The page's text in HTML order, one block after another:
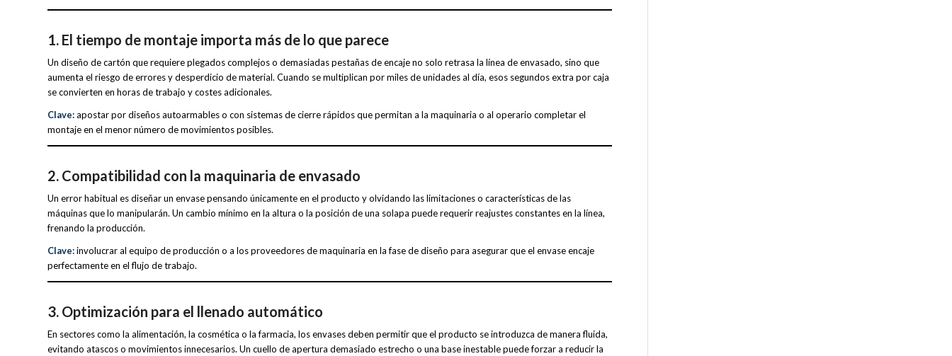
1. El tiempo de montaje importa más de lo que parece
Un diseño de cartón que requiere plegados complejos o demasiadas pestañas de encaje no solo retrasa la línea de envasado, sino que
aumenta el riesgo de errores y desperdicio de material. Cuando se multiplican por miles de unidades al día, esos segundos extra por caja
se convierten en horas de trabajo y costes adicionales.
Clave:apostar por diseños autoarmables o con sistemas de cierre rápidos que permitan a la maquinaria o al operario completar el
montaje en el menor número de movimientos posibles.
2. Compatibilidad con la maquinaria de envasado
Un error habitual es diseñar un envase pensando únicamente en el producto y olvidando las limitaciones o características de las
máquinas que lo manipularán. Un cambio mínimo en la altura o la posición de una solapa puede requerir reajustes constantes en la línea,
frenando la producción.
Clave:involucrar al equipo de producción o a los proveedores de maquinaria en la fase de diseño para asegurar que el envase encaje
perfectamente en el flujo de trabajo.
3. Optimización para el llenado automático
En sectores como la alimentación, la cosmética o la farmacia, los envases deben permitir que el producto se introduzca de manera fluida,
evitando atascos o movimientos innecesarios. Un cuello de apertura demasiado estrecho o una base inestable puede forzar a reducir la